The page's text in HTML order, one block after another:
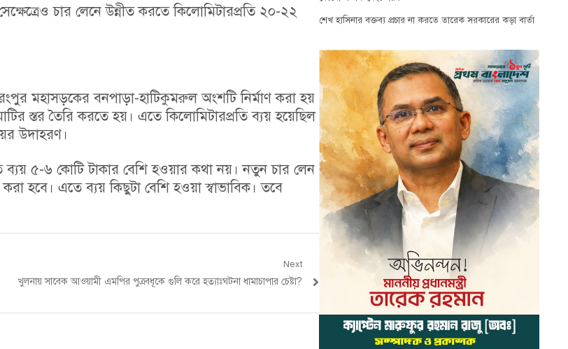
চার লেনে উন্নীত করতে কিলোমিটারপ্রতি ২০-২২
মহাসড়কের বনপাড়া-হাটিকুমরুল অংশটি নির্মাণ করা হয়
স্তর তৈরি করতে হয়। এতে কিলোমিটারপ্রতি ব্যয় হয়েছিল
উদাহরণ।
ব্যয় ৫-৬ কোটি টাকার বেশি হওয়ার কথা নয়। নতুন চার লেন
হবে। এতে ব্যয় কিছুটা বেশি হওয়া স্বাভাবিক। তবে
Next
Next
খুলনায় সাবেক আওয়ামী এমপির পুত্রবধূকে গুলি করে হত্যাঃঘটনা ধামাচাপার চেষ্টা?
শেখ হাসিনার বক্তব্য প্রচার না করতে তারেক সরকারের কড়া বার্তা